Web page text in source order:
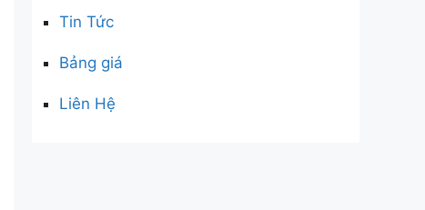
Tin Tức
Bảng giá
Liên Hệ